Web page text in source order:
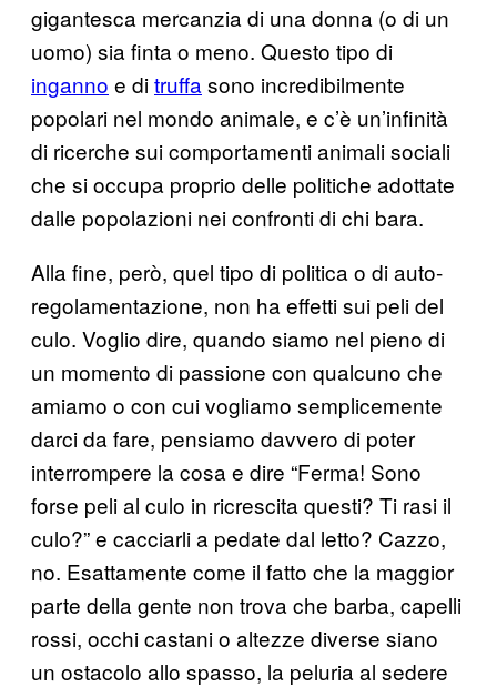
gigantesca mercanzia di una donna (o di un
uomo) sia finta o meno. Questo tipo di
inganno e ditruffa sono incredibilmente
popolari nel mondo animale, e c’è un’infinità
di ricerche sui comportamenti animali sociali
che si occupa proprio delle politiche adottate
dalle popolazioni nei confronti di chi bara.
Alla fine, però, quel tipo di politica o di auto-
regolamentazione, non ha effetti sui peli del
culo. Voglio dire, quando siamo nel pieno di
un momento di passione con qualcuno che
amiamo o con cui vogliamo semplicemente
darci da fare, pensiamo davvero di poter
interrompere la cosa e dire “Ferma! Sono
forse peli al culo in ricrescita questi? Ti rasi il
culo?” e cacciarli a pedate dal letto? Cazzo,
no. Esattamente come il fatto che la maggior
parte della gente non trova che barba, capelli
rossi, occhi castani o altezze diverse siano
un ostacolo allo spasso, la peluria al sedere